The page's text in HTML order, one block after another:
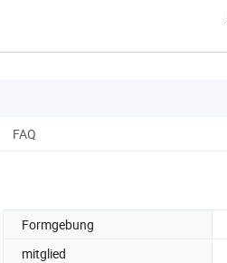
FAQ
Formgebung
mitglied